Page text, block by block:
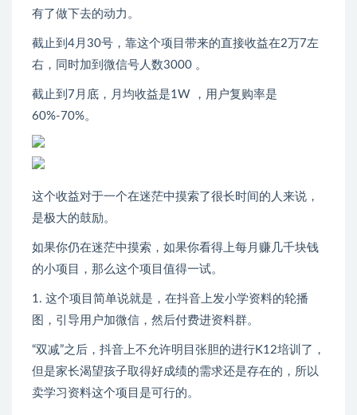
有了做下去的动力。
截止到4月30号，靠这个项目带来的直接收益在2万7左
右，同时加到微信号人数3000 。
截止到7月底，月均收益是1W ，用户复购率是
60%-70%。
这个收益对于一个在迷茫中摸索了很长时间的人来说，
是极大的鼓励。
如果你仍在迷茫中摸索，如果你看得上每月赚几千块钱
的小项目，那么这个项目值得一试。
1. 这个项目简单说就是，在抖音上发小学资料的轮播
图，引导用户加微信，然后付费进资料群。
“双减”之后，抖音上不允许明目张胆的进行K12培训了，
但是家长渴望孩子取得好成绩的需求还是存在的，所以
卖学习资料这个项目是可行的。